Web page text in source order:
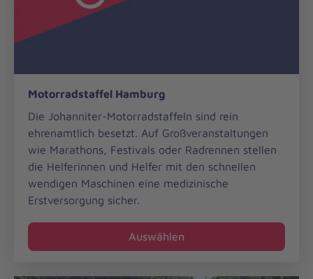
Motorradstaffel Hamburg
Die Johanniter-Motorradstaffeln sind rein
ehrenamtlich besetzt. Auf Großveranstaltungen
wie Marathons, Festivals oder Radrennen stellen
die Helferinnen und Helfer mit den schnellen
wendigen Maschinen eine medizinische
Erstversorgung sicher.
Auswählen
Hamburg